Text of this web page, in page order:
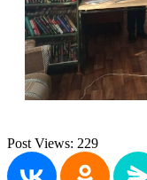
Post Views: 229